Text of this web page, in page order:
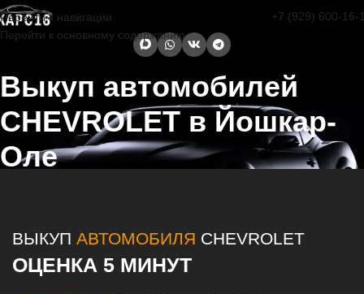
Перейти к навигации
Перейти к основному содержанию
+7 (929) 600-16-
Выкуп автомобилей
CHEVROLET в Йошкар-
Оле
ВЫКУП АВТОМОБИЛЯ CHEVROLET
ОЦЕНКА 5 МИНУТ